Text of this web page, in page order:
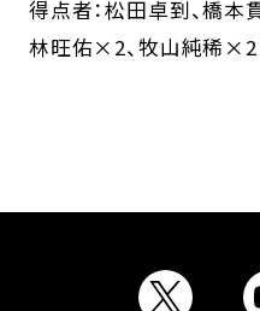
得点者：松田卓到、橋本
林旺佑×2、牧山純稀×2